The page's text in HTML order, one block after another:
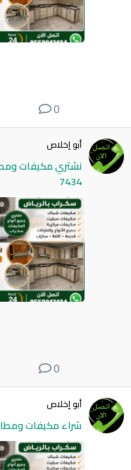
0
أبو إخلاص
7434
0
أبو إخلاص
شراء مكيفات ومطابخ